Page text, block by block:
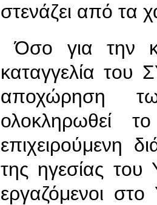
στενάζει από τα
Όσο για την
καταγγελία του
αποχώρηση
ολοκληρωθεί
επιχειρούμενη
της ηγεσίας του
εργαζόμενοι